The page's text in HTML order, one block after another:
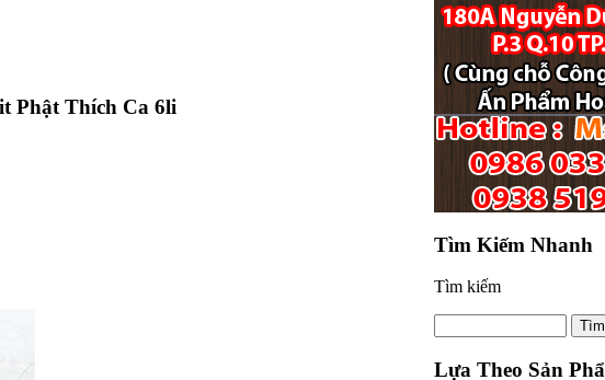
Phật Thích Ca 6li
Tìm Kiếm Nhanh
Tìm kiếm
Lựa Theo Sản